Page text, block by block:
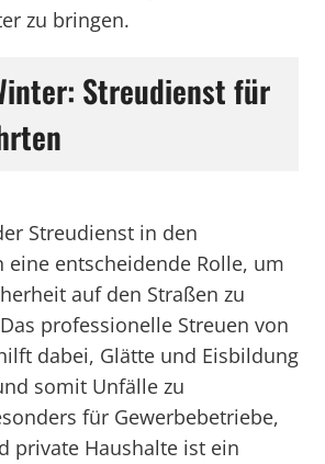
zu bringen.
Streudienst für
Streudienst in den
entscheidende Rolle, um
auf den Straßen zu
professionelle Streuen von
dabei, Glätte und Eisbildung
somit Unfälle zu
für Gewerbebetriebe,
private Haushalte ist ein